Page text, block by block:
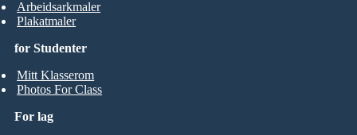
for Studenter
Mitt Klasserom
Photos For Class
Arbeidsarkmaler
Plakatmaler
For lag